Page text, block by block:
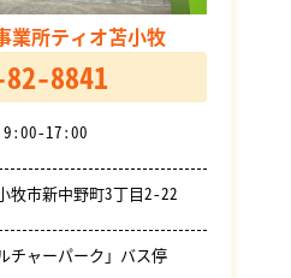
業所ティオ苫小牧
8841
9:00-17:00
牧市新中野町3丁目2-22
チャーパーク」バス停